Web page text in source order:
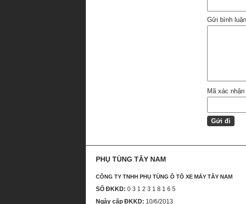
Gửi bình
Mã xác
PHỤ TÙNG TÂY NAM
CÔNG TY TNHH PHỤ TÙNG Ô TÔ XE MÁY TÂY NAM
SỐ ĐKKD: 0 3 1 2 3 1 8 1 6 5
Ngày cấp ĐKKD: 10/6/2013